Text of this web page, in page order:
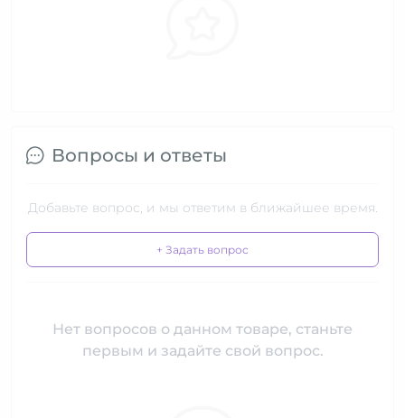
Вопросы и ответы
Добавьте вопрос, и мы ответим в ближайшее время.
+ Задать вопрос
Нет вопросов о данном товаре, станьте
первым и задайте свой вопрос.